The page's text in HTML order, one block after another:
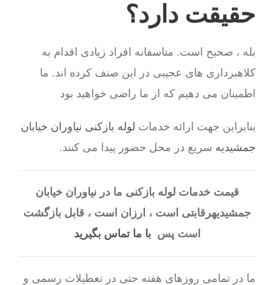
حقیقت دارد؟
بله ، صحیح است. متاسفانه افراد زیادی اقدام به
کلاهبرداری های عجیبی در این صنف کرده اند. ما
اطمینان می دهیم که از ما راضی خواهید بود
بنابراین جهت ارائه خدمات لوله بازکنی نیاوران خیابان
جمشیدیه سریع در محل حضور پیدا می کنند.
قیمت خدمات لوله بازکنی ما در نیاوران خیابان
جمشیدیهرقابتی است ، ارزان است ، قابل بازگشت
است پسبا ما تماس بگیرید
ما در تمامی روزهای هفته حتی در تعطیلات رسمی و